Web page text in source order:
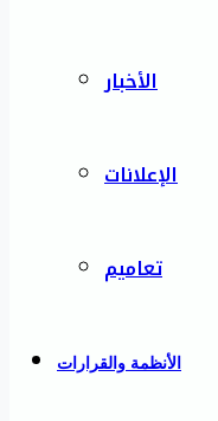
الأخبار
الإعلانات
تعاميم
الأنظمة والقرارات